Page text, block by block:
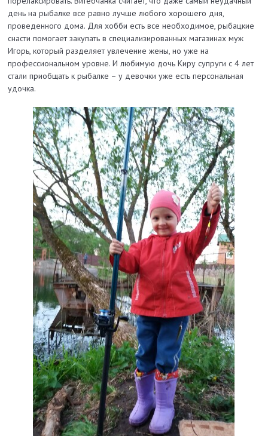
день на рыбалке все равно лучше любого хорошего дня,
проведенного дома. Для хобби есть все необходимое, рыбацкие
снасти помогает закупать в специализированных магазинах муж
Игорь, который разделяет увлечение жены, но уже на
профессиональном уровне. И любимую дочь Киру супруги с 4 лет
стали приобщать к рыбалке – у девочки уже есть персональная
удочка.